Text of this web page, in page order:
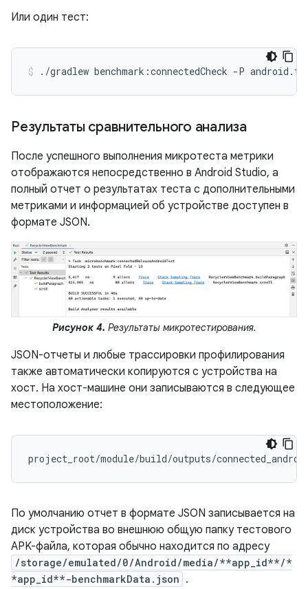
Или один тест:
./gradlew benchmark:connectedCheck -P
Результаты сравнительного анализа
После успешного выполнения микротеста метрики
отображаются непосредственно в Android Studio, а
полный отчет о результатах теста с дополнительными
метриками и информацией об устройстве доступен в
формате JSON.
Рисунок 4. Результаты микротестирования.
JSON-отчеты и любые трассировки профилирования
также автоматически копируются с устройства на
хост. На хост-машине они записываются в следующее
местоположение:
По умолчанию отчет в формате JSON записывается на
диск устройства во внешнюю общую папку тестового
APK-файла, которая обычно находится по адресу
/storage/emulated/0/Android/media/**app_id**/*
*app_id**-benchmarkData.json .